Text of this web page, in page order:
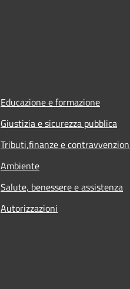
Educazione e formazione
Giustizia e sicurezza pubblica
Tributi,finanze e
Ambiente
Salute, benessere e assistenza
Autorizzazioni